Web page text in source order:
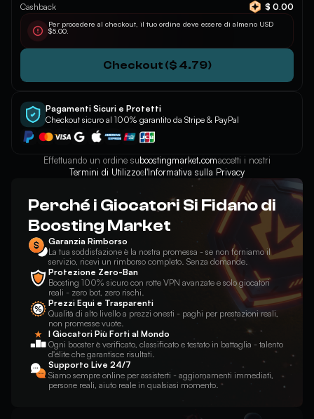
Cashback
$ 0.00
Per procedere al checkout, il tuo ordine deve essere di almeno USD
$5.00.
Checkout ($ 4.79)
Pagamenti Sicuri e Protetti
Checkout sicuro al 100% garantito da Stripe & PayPal
Effettuando un ordine suboostingmarket.comaccetti i nostri
Termini di Utilizzoel'Informativa sulla Privacy
Perché i Giocatori Si Fidano di
Boosting Market
Garanzia Rimborso
La tua soddisfazione è la nostra promessa - se non forniamo il
servizio, ricevi un rimborso completo. Senza domande.
Protezione Zero-Ban
Boosting 100% sicuro con rotte VPN avanzate e solo giocatori
reali - zero bot, zero rischi.
Prezzi Equi e Trasparenti
Qualità di alto livello a prezzi onesti - paghi per prestazioni reali,
non promesse vuote.
I Giocatori Più Forti al Mondo
Ogni booster è verificato, classificato e testato in battaglia - talento
d'élite che garantisce risultati.
Supporto Live 24/7
Siamo sempre online per assisterti - aggiornamenti immediati,
persone reali, aiuto reale in qualsiasi momento.